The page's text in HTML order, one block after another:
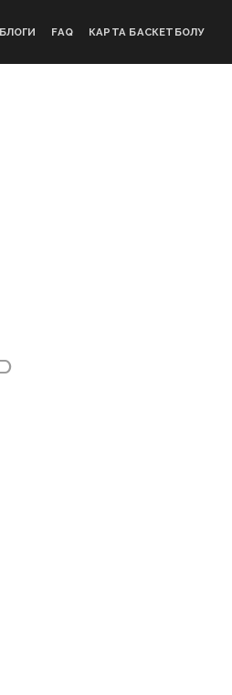
БЛОГИ FAQ КАРТА БАСКЕТБОЛУ